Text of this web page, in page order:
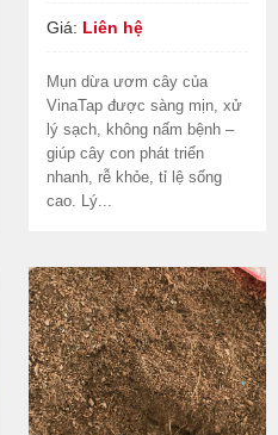
Giá: Liên hệ
Mụn dừa ươm cây của
VinaTap được sàng mịn, xử
lý sạch, không nấm bệnh –
giúp cây con phát triển
nhanh, rễ khỏe, tỉ lệ sống
cao. Lý...